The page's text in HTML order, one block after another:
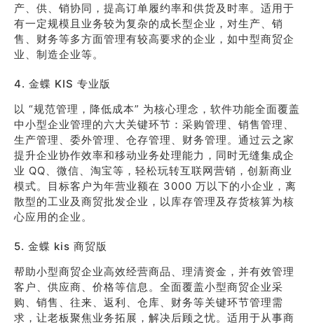
产、供、销协同，提高订单履约率和供货及时率。适用于
有一定规模且业务较为复杂的成长型企业，对生产、销
售、财务等多方面管理有较高要求的企业，如中型商贸企
业、制造企业等。
4. 金蝶 KIS 专业版
以 “规范管理，降低成本” 为核心理念，软件功能全面覆盖
中小型企业管理的六大关键环节：采购管理、销售管理、
生产管理、委外管理、仓存管理、财务管理。通过云之家
提升企业协作效率和移动业务处理能力，同时无缝集成企
业 QQ、微信、淘宝等，轻松玩转互联网营销，创新商业
模式。目标客户为年营业额在 3000 万以下的小企业，离
散型的工业及商贸批发企业，以库存管理及存货核算为核
心应用的企业。
5. 金蝶 kis 商贸版
帮助小型商贸企业高效经营商品、理清资金，并有效管理
客户、供应商、价格等信息。全面覆盖小型商贸企业采
购、销售、往来、返利、仓库、财务等关键环节管理需
求，让老板聚焦业务拓展，解决后顾之忧。适用于从事商